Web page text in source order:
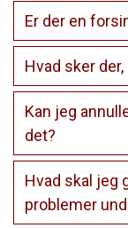
Er der en
Hvad sker
Kan jeg
det?
Hvad skal jeg
problemer